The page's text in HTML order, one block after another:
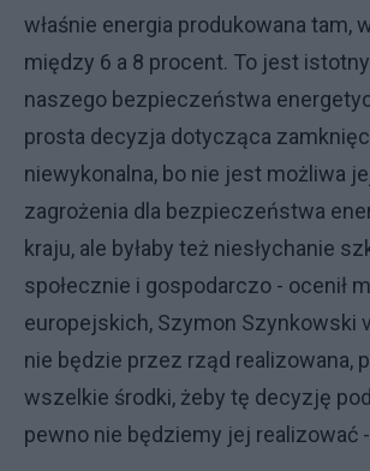
właśnie energia produkowana tam,
między 6 a 8 procent. To jest
naszego bezpieczeństwa
prosta decyzja dotycząca
niewykonalna, bo nie jest możliwa
zagrożenia dla bezpieczeństwa
kraju, ale byłaby też niesłychanie
społecznie i gospodarczo - ocenił
europejskich, Szymon Szynkowski
nie będzie przez rząd realizowana,
wszelkie środki, żeby tę decyzję
pewno nie będziemy jej realizować -